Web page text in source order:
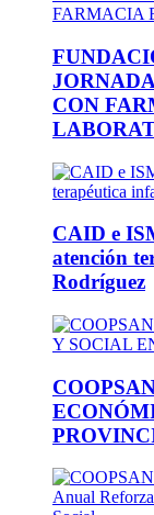
CON
CAID e
atención
Rodríguez